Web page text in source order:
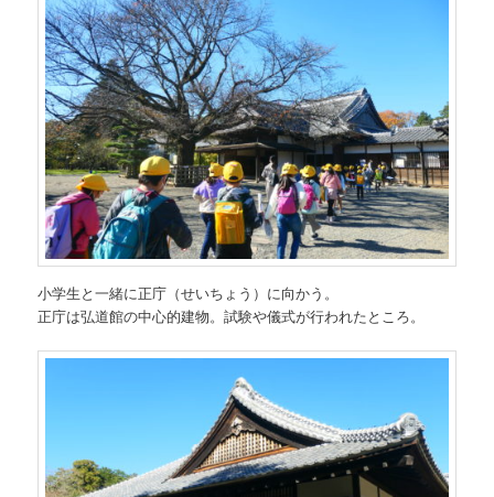
小学生と一緒に正庁（せいちょう）に向かう。
正庁は弘道館の中心的建物。試験や儀式が行われたところ。